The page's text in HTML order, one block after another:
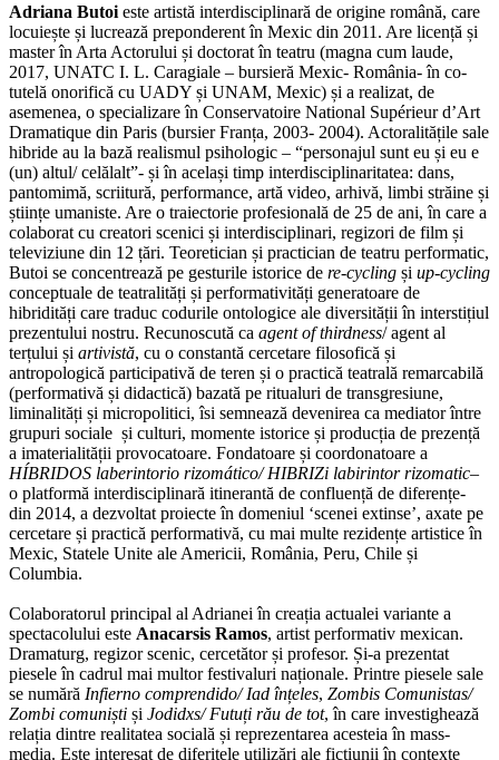
Adriana Butoi este artistă interdisciplinară de origine română, care
locuiește și lucrează preponderent în Mexic din 2011. Are licență și
master în Arta Actorului și doctorat în teatru (magna cum laude,
2017, UNATC I. L. Caragiale – bursieră Mexic- România- în co-
tutelă onorifică cu UADY și UNAM, Mexic) și a realizat, de
asemenea, o specializare în Conservatoire National Supérieur d’Art
Dramatique din Paris (bursier Franța, 2003- 2004). Actoralitățile sale
hibride au la bază realismul psihologic – “personajul sunt eu și eu e
(un) altul/ celălalt”- și în același timp interdisciplinaritatea: dans,
pantomimă, scriitură, performance, artă video, arhivă, limbi străine și
științe umaniste. Are o traiectorie profesională de 25 de ani, în care a
colaborat cu creatori scenici și interdisciplinari, regizori de film și
televiziune din 12 țări. Teoretician și practician de teatru performatic,
Butoi se concentrează pe gesturile istorice de re-cycling și up-cycling
conceptuale de teatralități și performativități generatoare de
hibridități care traduc codurile ontologice ale diversității în interstițiul
prezentului nostru. Recunoscută ca agent of thirdness/ agent al
terțului și artivistă, cu o constantă cercetare filosofică și
antropologică participativă de teren și o practică teatrală remarcabilă
(performativă și didactică) bazată pe ritualuri de transgresiune,
liminalități și micropolitici, îsi semnează devenirea ca mediator între
grupuri sociale și culturi, momente istorice și producția de prezență
a imaterialității provocatoare. Fondatoare și coordonatoare a
HÍBRIDOS laberintorio rizomático/ HIBRIZi labirintor rizomatic–
o platformă interdisciplinară itinerantă de confluență de diferențe-
din 2014, a dezvoltat proiecte în domeniul ‘scenei extinse’, axate pe
cercetare și practică performativă, cu mai multe rezidențe artistice în
Mexic, Statele Unite ale Americii, România, Peru, Chile și
Columbia.
Colaboratorul principal al Adrianei în creația actualei variante a
spectacolului este Anacarsis Ramos, artist performativ mexican.
Dramaturg, regizor scenic, cercetător și profesor. Și-a prezentat
piesele în cadrul mai multor festivaluri naționale. Printre piesele sale
se numără Infierno comprendido/ Iad înțeles, Zombis Comunistas/
Zombi comuniști și Jodidxs/ Futuți rău de tot, în care investighează
relația dintre realitatea socială și reprezentarea acesteia în mass-
media. Este interesat de diferitele utilizări ale ficțiunii în contexte